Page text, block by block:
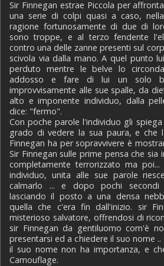
Sir Finnegan estrae Piccola per
una serie di colpi quasi a caso,
ragione fortunosamente di due di
sono troppe, e al terzo fendente
contro una delle zanne presenti sul
scivola via dalla mano. A quel punto
perduto mentre le belve lo
addosso e fare di lui un solo
improvvisamente alle sue spalle, da
alto e imponente individuo, dalla
dice: "fermo".
Con poche parole l'individuo gli
grado di vedere la sua paura, e che
Finnegan ha per sopravvivere è
Sir Finnegan sulle prime pensa che sia
completamente terrorizzato ma
individuo, unita alle sue parole
calmarlo ... e dopo pochi secondi
lasciando il posto a una densa
quella che c'era fin dall'inizio. sir
misterioso salvatore, offrendosi di
sir Finnegan da gentiluomo com'è
presentarsi ed a chiedere il suo nome
il suo nome non ha importanza, e
Camouflage.